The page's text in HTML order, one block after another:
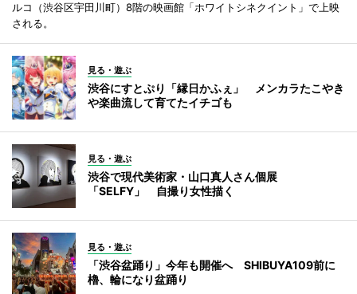
ルコ（渋谷区宇田川町）8階の映画館「ホワイトシネクイント」で上映
される。
見る・遊ぶ
渋谷にすとぷり「縁日かふぇ」 メンカラたこやき
や楽曲流して育てたイチゴも
見る・遊ぶ
渋谷で現代美術家・山口真人さん個展
「SELFY」 自撮り女性描く
見る・遊ぶ
「渋谷盆踊り」今年も開催へ SHIBUYA109前に
櫓、輪になり盆踊り